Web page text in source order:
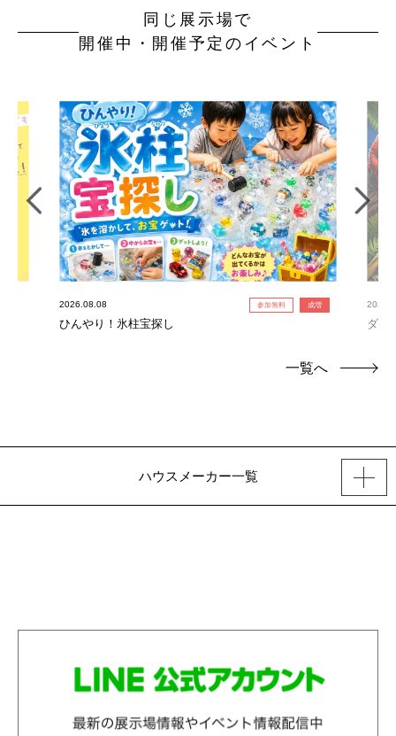
同じ展示場で
開催中・開催予定のイベント
2026.08.08 参加無料 成増
ひんやり！氷柱宝探し ダイ
一覧へ
ハウスメーカー一覧